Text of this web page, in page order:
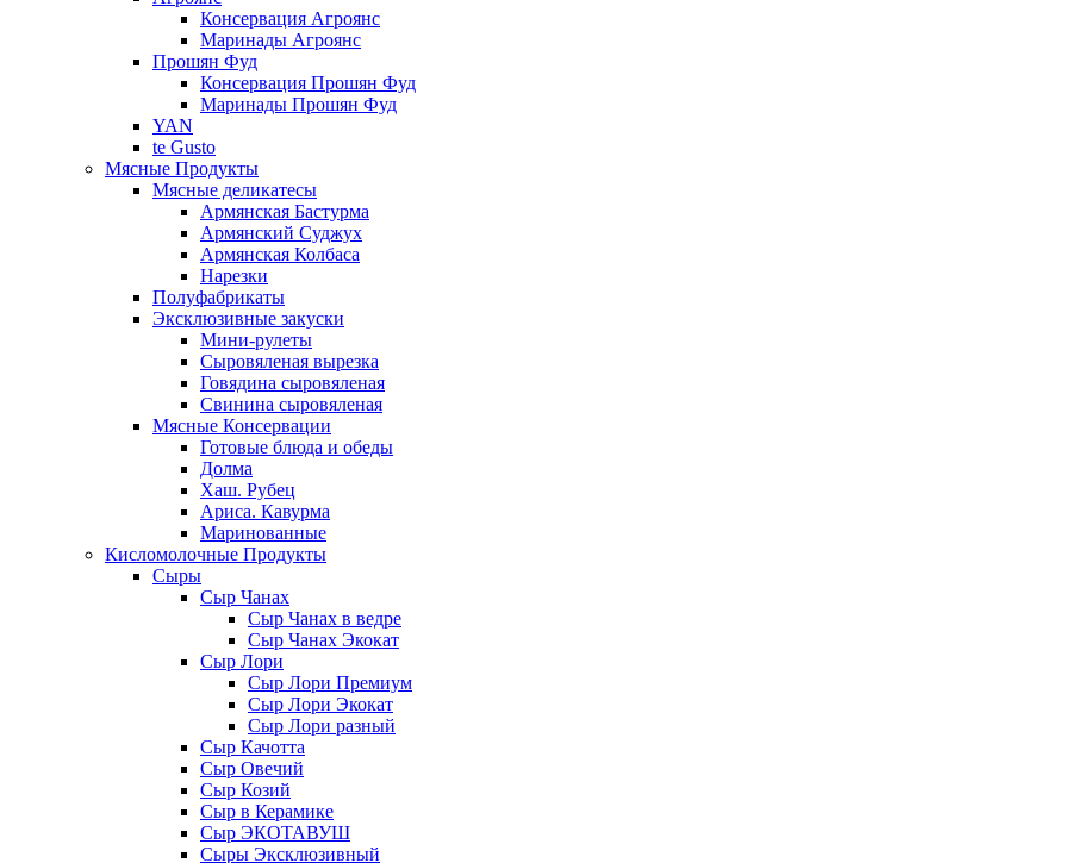
Консервация Агроянс
Маринады Агроянс
Прошян Фуд
Консервация Прошян Фуд
Маринады Прошян Фуд
YAN
te Gusto
Мясные Продукты
Мясные деликатесы
Армянская Бастурма
Армянский Суджух
Армянская Колбаса
Нарезки
Полуфабрикаты
Эксклюзивные закуски
Мини-рулеты
Сыровяленая вырезка
Говядина сыровяленая
Свинина сыровяленая
Мясные Консервации
Готовые блюда и обеды
Долма
Хаш. Рубец
Ариса. Кавурма
Маринованные
Кисломолочные Продукты
Сыры
Сыр Чанах
Сыр Чанах в ведре
Сыр Чанах Экокат
Сыр Лори
Сыр Лори Премиум
Сыр Лори Экокат
Сыр Лори разный
Сыр Качотта
Сыр Овечий
Сыр Козий
Сыр в Керамике
Сыр ЭКОТАВУШ
Сыры Эксклюзивный